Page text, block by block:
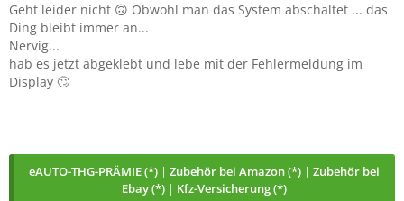
Geht leider nicht 🙃 Obwohl man das System abschaltet ... das
Ding bleibt immer an...
Nervig...
hab es jetzt abgeklebt und lebe mit der Fehlermeldung im
Display 🙄
eAUTO-THG-PRÄMIE (*) | Zubehör bei Amazon (*) | Zubehör bei
Ebay (*) | Kfz-Versicherung (*)